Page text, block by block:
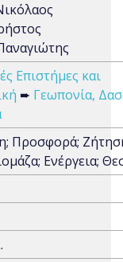
Επιστήμες και
➨ Γεωπονία,
Προσφορά;
Ενέργεια;